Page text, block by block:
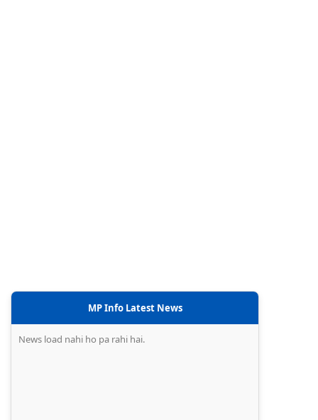
MP Info Latest News
News load nahi ho pa rahi hai.